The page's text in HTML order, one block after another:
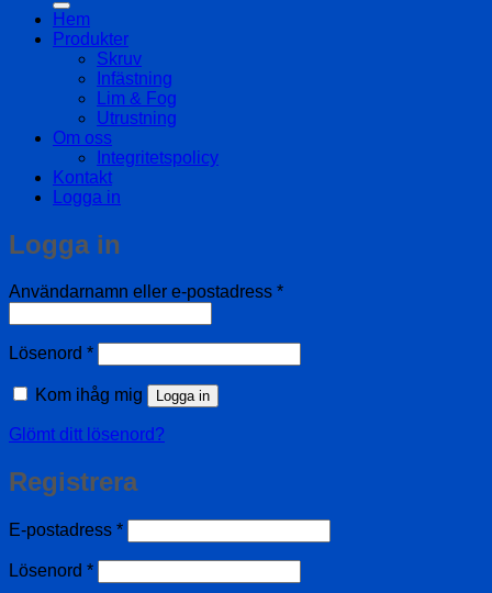
Hem
Produkter
Skruv
Infästning
Lim & Fog
Utrustning
Om oss
Integritetspolicy
Kontakt
Logga in
Logga in
Användarnamn eller e-postadress *Obligatoriskt
Lösenord *Obligatoriskt
Kom ihåg mig Logga in
Glömt ditt lösenord?
Registrera
E-postadress *Obligatoriskt
Lösenord *Obligatoriskt